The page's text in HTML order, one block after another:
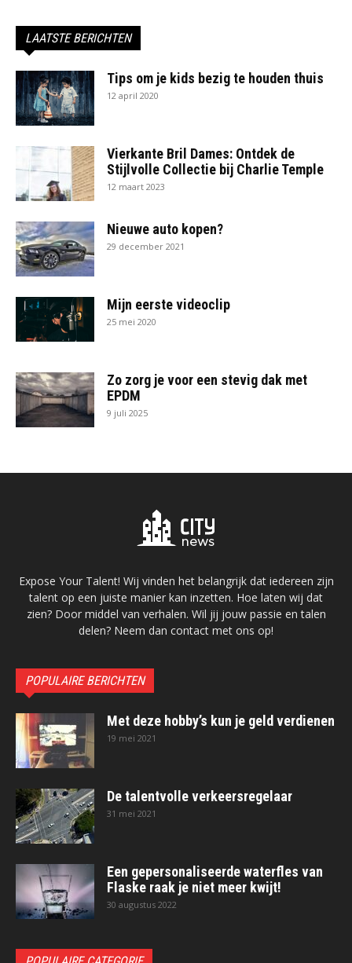
LAATSTE BERICHTEN
Tips om je kids bezig te houden thuis
12 april 2020
Vierkante Bril Dames: Ontdek de
Stijlvolle Collectie bij Charlie Temple
12 maart 2023
Nieuwe auto kopen?
29 december 2021
Mijn eerste videoclip
25 mei 2020
Zo zorg je voor een stevig dak met
EPDM
9 juli 2025
Expose Your Talent! Wij vinden het belangrijk dat iedereen zijn
talent op een juiste manier kan inzetten. Hoe laten wij dat
zien? Door middel van verhalen. Wil jij jouw passie en talen
delen? Neem dan contact met ons op!
POPULAIRE BERICHTEN
Met deze hobby’s kun je geld verdienen
19 mei 2021
De talentvolle verkeersregelaar
31 mei 2021
Een gepersonaliseerde waterfles van
Flaske raak je niet meer kwijt!
30 augustus 2022